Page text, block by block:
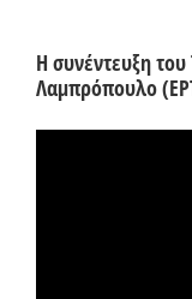
Η συνέντευξη
Λαμπρόπουλο